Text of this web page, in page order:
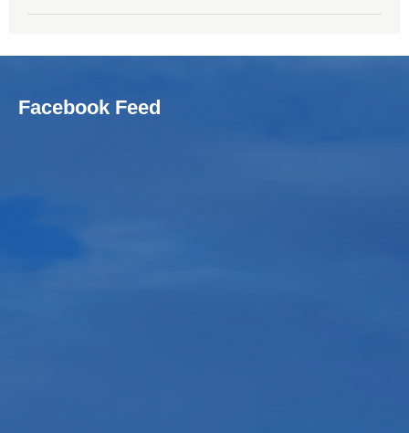
Facebook Feed